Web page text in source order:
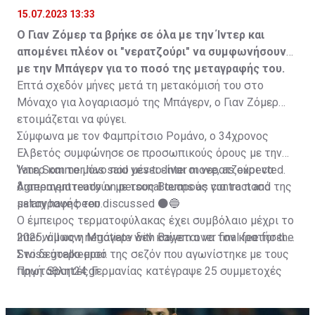
15.07.2023 13:33
Ο Γιαν Ζόμερ τα βρήκε σε όλα με την Ίντερ και
απομένει πλέον οι "νερατζούρι" να συμφωνήσουν
με την Μπάγερν για το ποσό της μεταγραφής του.
Επτά σχεδόν μήνες μετά τη μετακόμισή του στο
Μόναχο για λογαριασμό της Μπάγερν, ο Γιαν Ζόμερ
ετοιμάζεται να φύγει.
Σύμφωνα με τον Φαμπρίτσιο Ρομάνο, ο 34χρονος
Ελβετός συμφώνησε σε προσωπικούς όρους με την
Ίντερ και το μόνο που μένει είναι οι νερατζούρι να
διαπραγματευτούν με τους Βαυαρούς για το ποσό της
μεταγραφής του.
Yann Sommer has said yes to Inter move, as expected.
Agreement ready on personal terms as contract and
salary have been discussed ⚫️🔵
Inter will now negotiate with Bayern over final fee for the
Swiss goalkeeper.
Ο έμπειρος τερματοφύλακας έχει συμβόλαιο μέχρι το
2025, όμως η Μπάγερν δεν καίγεται να τον κρατήσει.
Στο δεύτερο μισό της σεζόν που αγωνίστηκε με τους
πρωταθλητές Γερμανίας κατέγραψε 25 συμμετοχές
Πηγή: Sport24.gr